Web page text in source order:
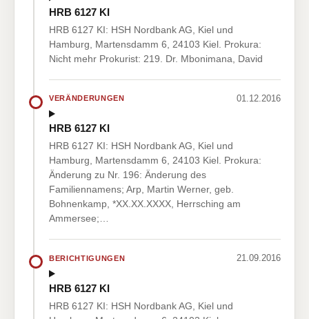
HRB 6127 KI
HRB 6127 KI: HSH Nordbank AG, Kiel und
Hamburg, Martensdamm 6, 24103 Kiel. Prokura:
Nicht mehr Prokurist: 219. Dr. Mbonimana, David
VERÄNDERUNGEN 01.12.2016
HRB 6127 KI
HRB 6127 KI: HSH Nordbank AG, Kiel und
Hamburg, Martensdamm 6, 24103 Kiel. Prokura:
Änderung zu Nr. 196: Änderung des
Familiennamens; Arp, Martin Werner, geb.
Bohnenkamp, *XX.XX.XXXX, Herrsching am
Ammersee;…
BERICHTIGUNGEN 21.09.2016
HRB 6127 KI
HRB 6127 KI: HSH Nordbank AG, Kiel und